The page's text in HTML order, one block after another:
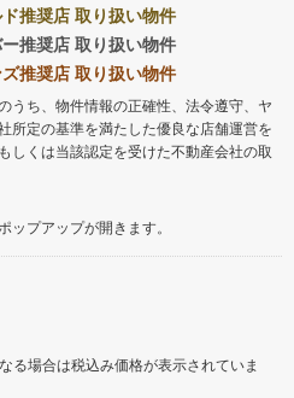
推奨店 取り扱い物件
推奨店 取り扱い物件
推奨店 取り扱い物件
うち、物件情報の正確性、法令遵守、ヤ
所定の基準を満たした優良な店舗運営を
しくは当該認定を受けた不動産会社の取
プアップが開きます。
る場合は税込み価格が表示されていま